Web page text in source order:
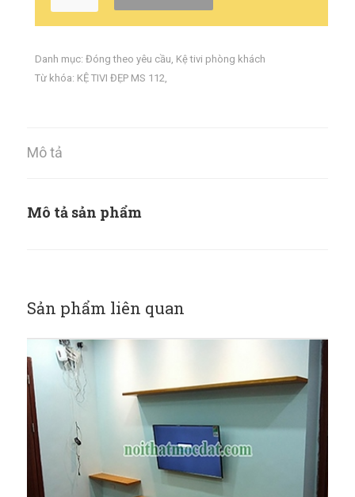
Danh mục: Đóng theo yêu cầu, Kệ tivi phòng khách
Từ khóa: KỆ TIVI ĐẸP MS 112,
Mô tả
Mô tả sản phẩm
Sản phẩm liên quan